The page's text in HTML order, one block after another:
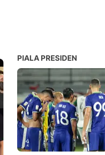
PIALA PRESIDEN